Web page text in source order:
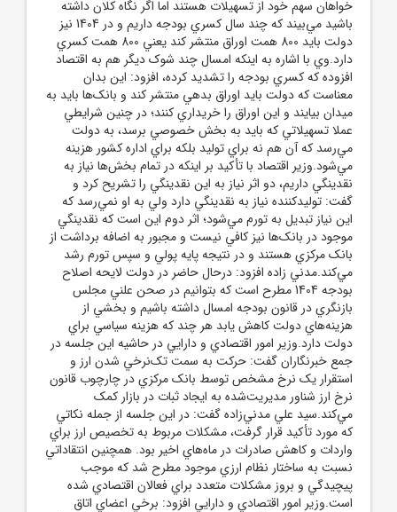
خواهان سهم خود از تسهيلات هستند اما اگر نگاه کلان داشته
باشيد مي‌بيند که چند سال کسري بودجه داريم و در 1404 نيز
دولت بايد 800 همت اوراق منتشر کند يعني 800 همت کسري
دارد.وي با اشاره به اينکه امسال چند شوک ديگر هم به اقتصاد
افزوده که کسري بودجه را تشديد کرده، افزود: اين بدان
معناست که دولت بايد اوراق بدهي منتشر کند و بانک‌ها بايد به
ميدان بيايند و اين اوراق را خريداري کنند؛ در چنين شرايطي
عملا تسهيلاتي که بايد به بخش خصوصي برسد، به دولت
مي‌رسد که آن هم نه براي توليد بلکه براي اداره کشور هزينه
مي‌شود.وزير اقتصاد با تأکيد بر اينکه در تمام بخش‌ها نياز به
نقدينگي داريم، دو اثر نياز به اين نقدينگي را تشريح کرد و
گفت: توليدکننده نياز به نقدينگي دارد ولي به او نمي‌رسد که
اين نياز تبديل به تورم مي‌شود؛ اثر دوم اين است که نقدينگي
موجود در بانک‌ها نيز کافي نيست و مجبور به اضافه برداشت از
بانک مرکزي هستند و در نتيجه پايه پولي و سپس تورم رشد
مي‌کند.مدني زاده افزود: درحال حاضر در دولت لايحه اصلاح
بودجه 1404 مطرح است که بتوانيم در صحن علني مجلس
بازنگري در قانون بودجه امسال داشته باشيم و بخشي از
هزينه‌هاي دولت کاهش يابد هر چند که هزينه سياسي براي
دولت دارد.وزير امور اقتصادي و دارايي در حاشيه اين جلسه در
جمع خبرنگاران گفت: حرکت به سمت تک‌نرخي شدن ارز و
استقرار يک نرخ مشخص توسط بانک مرکزي در چارچوب قانون
نرخ ارز شناور مديريت‌شده به ايجاد ثبات در بازار کمک
مي‌کند.سيد علي مدني‌زاده گفت: در اين جلسه از جمله نکاتي
که مورد تأکيد قرار گرفت، مشکلات مربوط به تخصيص ارز براي
واردات و کاهش صادرات در ماه‌هاي اخير بود. همچنين انتقاداتي
نسبت به ساختار نظام ارزي موجود مطرح شد که موجب
پيچيدگي و بروز مشکلات متعدد براي فعالان اقتصادي شده
است.وزير امور اقتصادي و دارايي افزود: برخي اعضاي اتاق